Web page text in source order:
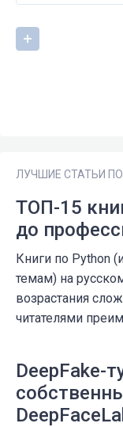
ЛУЧШИЕ СТАТЬИ
ТОП-15
до
Книги по Python
темам) на
возрастания
читателями
DeepFake-